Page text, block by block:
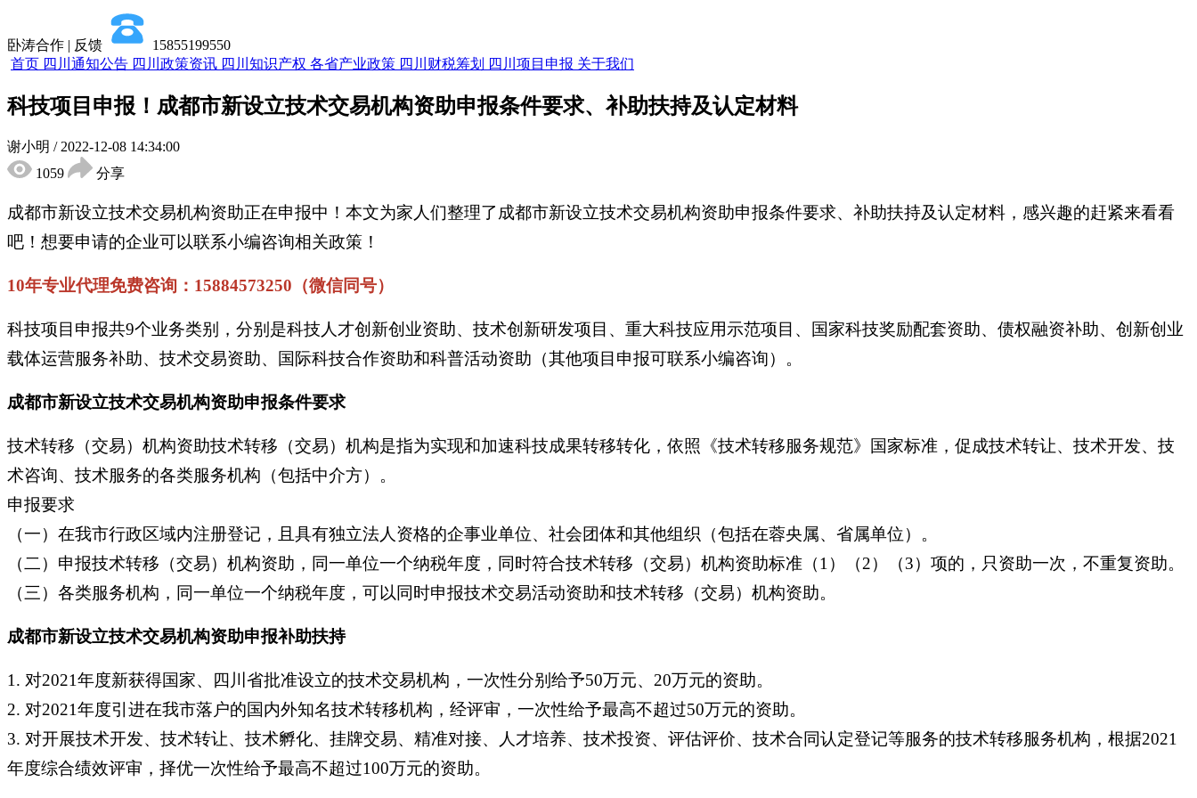
卧涛合作 | 反馈
15855199550
首页 四川通知公告 四川政策资讯 四川知识产权 各省产业政策 四川财税筹划 四川项目申报 关于我们
科技项目申报！成都市新设立技术交易机构资助申报条件要求、补助扶持及认定材料
谢小明 / 2022-12-08 14:34:00
1059
分享
成都市新设立技术交易机构资助正在申报中！本文为家人们整理了成都市新设立技术交易机构资助申报条件要求、补助扶持及认定材料，感兴趣的赶紧来看看
吧！想要申请的企业可以联系小编咨询相关政策！
10年专业代理免费咨询：15884573250（微信同号）
科技项目申报共9个业务类别，分别是科技人才创新创业资助、技术创新研发项目、重大科技应用示范项目、国家科技奖励配套资助、债权融资补助、创新创业
载体运营服务补助、技术交易资助、国际科技合作资助和科普活动资助（其他项目申报可联系小编咨询）。
成都市新设立技术交易机构资助申报条件要求
技术转移（交易）机构资助技术转移（交易）机构是指为实现和加速科技成果转移转化，依照《技术转移服务规范》国家标准，促成技术转让、技术开发、技
术咨询、技术服务的各类服务机构（包括中介方）。
申报要求
（一）在我市行政区域内注册登记，且具有独立法人资格的企事业单位、社会团体和其他组织（包括在蓉央属、省属单位）。
（二）申报技术转移（交易）机构资助，同一单位一个纳税年度，同时符合技术转移（交易）机构资助标准（1）（2）（3）项的，只资助一次，不重复资助。
（三）各类服务机构，同一单位一个纳税年度，可以同时申报技术交易活动资助和技术转移（交易）机构资助。
成都市新设立技术交易机构资助申报补助扶持
1. 对2021年度新获得国家、四川省批准设立的技术交易机构，一次性分别给予50万元、20万元的资助。
2. 对2021年度引进在我市落户的国内外知名技术转移机构，经评审，一次性给予最高不超过50万元的资助。
3. 对开展技术开发、技术转让、技术孵化、挂牌交易、精准对接、人才培养、技术投资、评估评价、技术合同认定登记等服务的技术转移服务机构，根据2021
年度综合绩效评审，择优一次性给予最高不超过100万元的资助。